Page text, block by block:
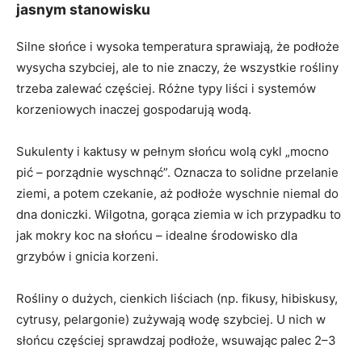
jasnym stanowisku
Silne słońce i wysoka temperatura sprawiają, że podłoże
wysycha szybciej, ale to nie znaczy, że wszystkie rośliny
trzeba zalewać częściej. Różne typy liści i systemów
korzeniowych inaczej gospodarują wodą.
Sukulenty i kaktusy w pełnym słońcu wolą cykl „mocno
pić – porządnie wyschnąć”. Oznacza to solidne przelanie
ziemi, a potem czekanie, aż podłoże wyschnie niemal do
dna doniczki. Wilgotna, gorąca ziemia w ich przypadku to
jak mokry koc na słońcu – idealne środowisko dla
grzybów i gnicia korzeni.
Rośliny o dużych, cienkich liściach (np. fikusy, hibiskusy,
cytrusy, pelargonie) zużywają wodę szybciej. U nich w
słońcu częściej sprawdzaj podłoże, wsuwając palec 2–3